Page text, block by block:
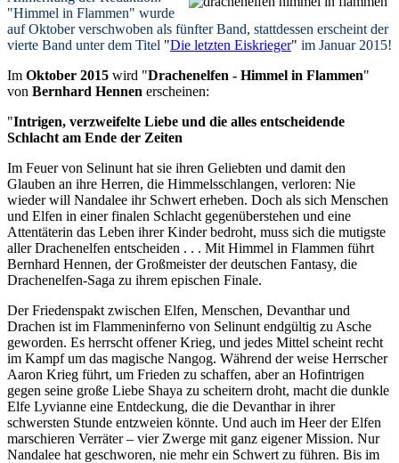
"Himmel in Flammen" wurde
auf Oktober verschwoben als fünfter Band, stattdessen erscheint der
vierte Band unter dem Titel "Die letzten Eiskrieger" im Januar 2015!
Im Oktober 2015 wird "Drachenelfen - Himmel in Flammen"
von Bernhard Hennen erscheinen:
"Intrigen, verzweifelte Liebe und die alles entscheidende
Schlacht am Ende der Zeiten
Im Feuer von Selinunt hat sie ihren Geliebten und damit den
Glauben an ihre Herren, die Himmelsschlangen, verloren: Nie
wieder will Nandalee ihr Schwert erheben. Doch als sich Menschen
und Elfen in einer finalen Schlacht gegenüberstehen und eine
Attentäterin das Leben ihrer Kinder bedroht, muss sich die mutigste
aller Drachenelfen entscheiden . . . Mit Himmel in Flammen führt
Bernhard Hennen, der Großmeister der deutschen Fantasy, die
Drachenelfen-Saga zu ihrem epischen Finale.
Der Friedenspakt zwischen Elfen, Menschen, Devanthar und
Drachen ist im Flammeninferno von Selinunt endgültig zu Asche
geworden. Es herrscht offener Krieg, und jedes Mittel scheint recht
im Kampf um das magische Nangog. Während der weise Herrscher
Aaron Krieg führt, um Frieden zu schaffen, aber an Hofintrigen
gegen seine große Liebe Shaya zu scheitern droht, macht die dunkle
Elfe Lyvianne eine Entdeckung, die die Devanthar in ihrer
schwersten Stunde entzweien könnte. Und auch im Heer der Elfen
marschieren Verräter – vier Zwerge mit ganz eigener Mission. Nur
Nandalee hat geschworen, nie mehr ein Schwert zu führen. Bis im